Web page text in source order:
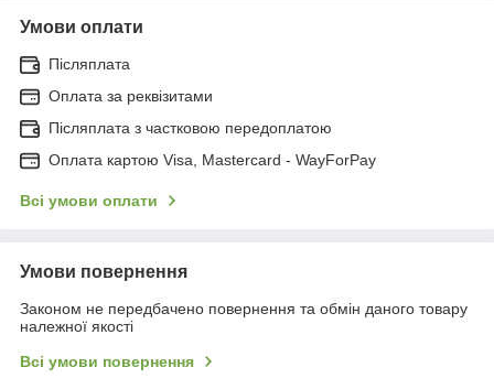
Умови оплати
Післяплата
Оплата за реквізитами
Післяплата з частковою передоплатою
Оплата картою Visa, Mastercard - WayForPay
Всі умови оплати
Умови повернення
Законом не передбачено повернення та обмін даного товару
належної якості
Всі умови повернення